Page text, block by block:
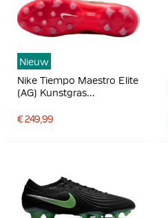
Nieuw
Nike Tiempo Maestro Elite
(AG) Kunstgras
Felrood Goud
€ 249,99